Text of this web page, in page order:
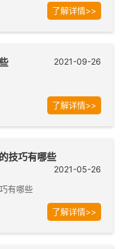
了解详情>>
2021-09-26
了解详情>>
技巧有哪些
2021-05-26
有哪些
了解详情>>